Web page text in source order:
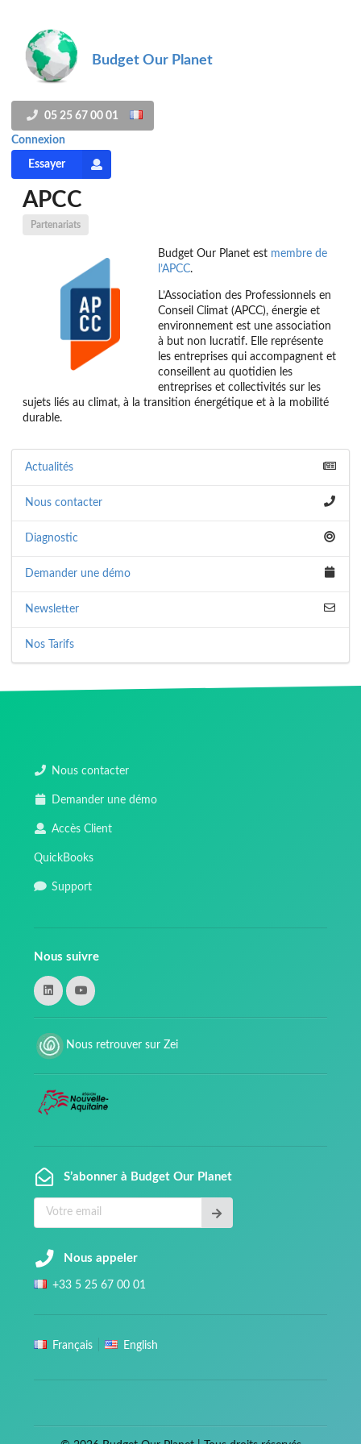
Budget Our Planet
05 25 67 00 01
Connexion
Essayer
APCC
Partenariats
Budget Our Planet est membre de
l’APCC.
L’Association des Professionnels en
Conseil Climat (APCC), énergie et
environnement est une association
à but non lucratif. Elle représente
les entreprises qui accompagnent et
conseillent au quotidien les
entreprises et collectivités sur les
sujets liés au climat, à la transition énergétique et à la mobilité
durable.
Actualités
Nous contacter
Diagnostic
Demander une démo
Newsletter
Nos Tarifs
Nous contacter
Demander une démo
Accès Client
QuickBooks
Support
Nous suivre
Nous retrouver sur Zei
S’abonner à Budget Our Planet
Nous appeler
+33 5 25 67 00 01
Français English